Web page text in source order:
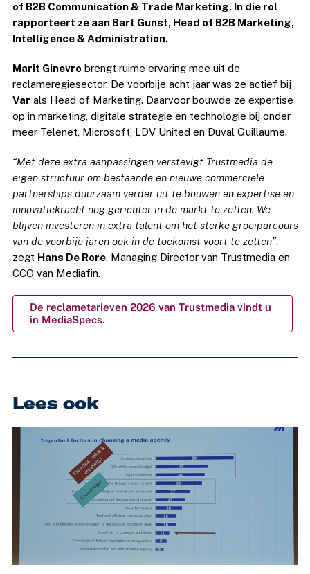
of B2B Communication & Trade Marketing. In die rol
rapporteert ze aan Bart Gunst, Head of B2B Marketing,
Intelligence & Administration.
Marit Ginevrobrengt ruime ervaring mee uit de
reclameregiesector. De voorbije acht jaar was ze actief bij
Var als Head of Marketing. Daarvoor bouwde ze expertise
op in marketing, digitale strategie en technologie bij onder
meer Telenet, Microsoft, LDV United en Duval Guillaume.
“Met deze extra aanpassingen verstevigt Trustmedia de
eigen structuur om bestaande en nieuwe commerciële
partnerships duurzaam verder uit te bouwen en expertise en
innovatiekracht nog gerichter in de markt te zetten. We
blijven investeren in extra talent om het sterke groeiparcours
van de voorbije jaren ook in de toekomst voort te zetten”,
zegt Hans De Rore, Managing Director van Trustmedia en
CCO van Mediafin.
De reclametarieven 2026 van Trustmedia vindt u
in MediaSpecs.
Lees ook